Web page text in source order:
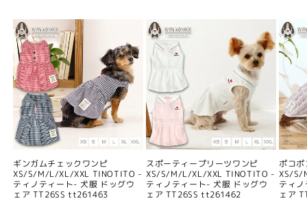
ギンガムチェックワンピ
XS/S/M/L/XL/XXL TINOTITO -
ティノティート- 犬服 ドッグウ
ェア TT26SS tt261463
スポーティープリーツワンピ
XS/S/M/L/XL/XXL TINOTITO -
ティノティート- 犬服 ドッグウ
ェア TT26SS tt261462
ポコ
XS/S/
ティ
ェア